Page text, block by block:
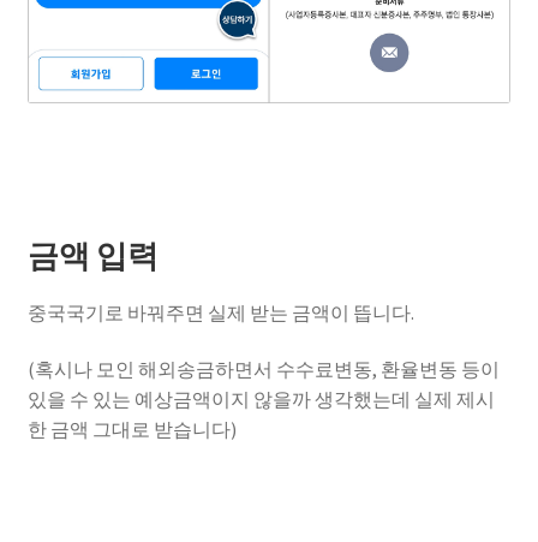
금액 입력
중국국기로 바꿔주면 실제 받는 금액이 뜹니다.
(혹시나 모인 해외송금하면서 수수료변동, 환율변동 등이
있을 수 있는 예상금액이지 않을까 생각했는데 실제 제시
한 금액 그대로 받습니다)